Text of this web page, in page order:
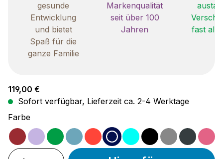
gesunde
Entwicklung
und bietet
Spaß für die
ganze Familie
Markenqualität
seit über 100
Jahren
fast
Regulärer Preis:
119,00 €
Sofort verfügbar, Lieferzeit ca. 2-4 Werktage
Farbeauswählen
magenta
lila grünocean
rot schwarz/blau
türkisschwarz
grau